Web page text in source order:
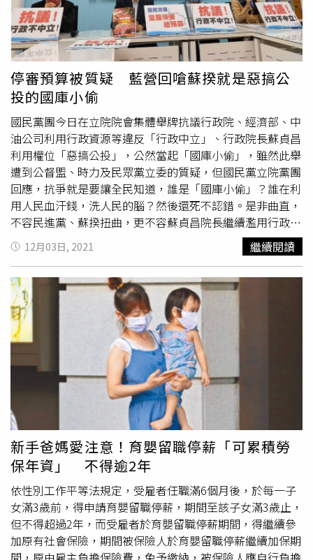
育嬰津貼才請育嬰假，根本不是要照顧小孩，就連生活費也
是她給的。高雄地院審酌，張男提出的證據，至多僅能顯示
蕭女曾向曾男表示孩子為其子女並向其索款，無法證明她有
佯稱原告是生父等情節，且夫妻倆曾簽署在宅托育服務契
約，衡諸一般社會常情，亦無有男方辦理育嬰留職停薪之必
要，張男未能舉證以實其說，自難使法院信為真實，最後判
處張男敗訴；可上訴。
停審預算被質疑 藍營回嗆蘇揆就是惡搞公
投的國庫小偷
國民黨團今日在立院院會集體舉牌抗議行政院、經濟部、中
油公司利用行政資源等違反「行政中立」、行政院長蘇貞昌
利用權位「惡搞公投」，公然當起「國庫小偷」，雖然此舉
遭到公督盟、時力及民眾黨立委的質疑，但國民黨立院黨團
回應，抗爭就是要讓全民知道，誰是「國庫小偷」？誰在利
用人民血汗錢，洗人民的腦？然後還死不認錯。是非曲直，
不容民進黨、蘇揆扭曲，更不容蘇貞昌院長繼續濫用行政資
源「惡搞公投」！國民黨立院黨團指出，109年2月10日民
進黨執政期間，銓敘部就以正式函釋，通告中央及地方公務
機關，依公投法第10條及同法施行細則第7條規定，不得
「動用行政資源」、「利用職務關係」、「影響公務執
行」、「使用職銜名器」支持反對特定公投案。黨團強調，
政院現在不但未依公投法第17條及第20條規定，申請成為
公投正式的」反方」，蘇揆還利用行政專機全台趴趴走，公
開反對人民辛苦連署數十萬人所提出的公投。行政院、經濟
部、中油公司更公然利用公務預算登起反公投案的廣告，這
如果没有違法？什麼才是違法？這不是「國庫小偷」，什麼
才叫國庫小偷？最悲哀的是，當行政院長公然當起「國庫小
偷」，銓敘部做為「維護行政中立」最高主管機關，卻只敢
出來為行政院長出來「擦脂抹粉」、卸責圍事。難怪行政院
敢如此無法無天。國民黨團話鋒一轉，將批評矛頭對準昨日
出面質疑國民黨「杯葛行動」的「公督盟」。黨團指出，公
督盟不監督政府，卻只會監督在野黨，而且「只會監督國民
黨」，黨團要請問公督盟，行政院長變成「國庫小偷」，公
督盟為何不置一詞、視而不見？國民黨黨團也再次說明，公
督盟指稱「軍公教調薪」、「育嬰津貼」、「生育補助津
12月03日, 2021 繼續閱讀
新手爸媽愛注意！育嬰留職停薪「可累積勞
保年資」 不得逾2年
依性別工作平等法規定，受雇者任職滿6個月後，於每一子
女滿3歲前，得申請育嬰留職停薪，期間至該子女滿3歲止，
但不得超過2年，而受雇者於育嬰留職停薪期間，得繼續參
加原有社會保險，期間被保險人於育嬰留職停薪繼續加保期